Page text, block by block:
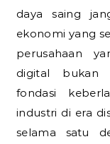
daya saing
ekonomi yang
perusahaan
digital bukan
fondasi
industri di era
selama satu